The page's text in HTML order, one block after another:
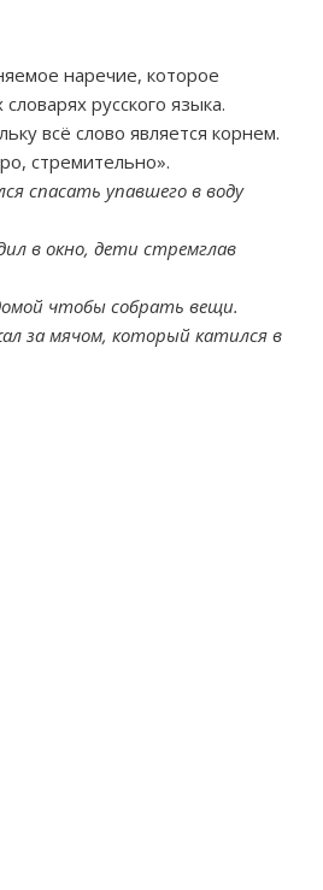
наречие, которое
русского языка.
всё слово является корнем.
стремительно».
спасать упавшего в воду
в окно, дети стремглав
чтобы собрать вещи.
за мячом, который катился в